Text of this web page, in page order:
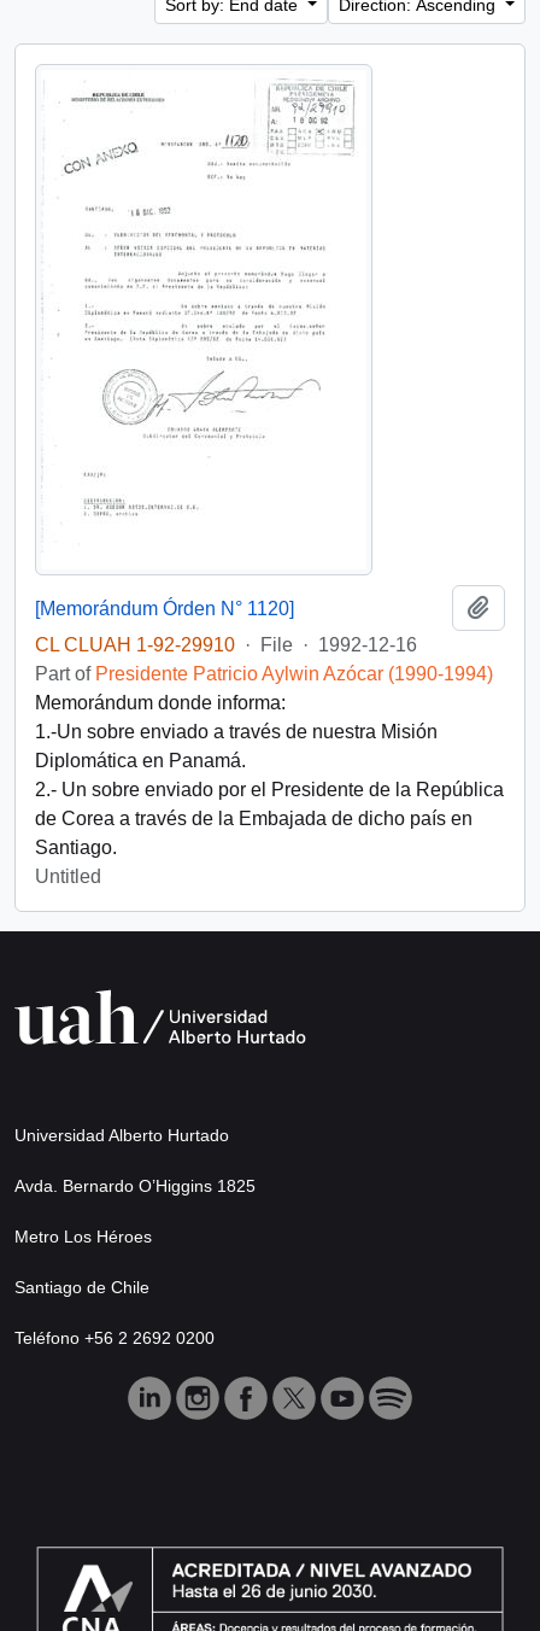
Sort by: End date
Direction: Ascending
[Memorándum Órden N° 1120]
CL CLUAH 1-92-29910 · File · 1992-12-16
Part of Presidente Patricio Aylwin Azócar (1990-1994)
Memorándum donde informa:
1.-Un sobre enviado a través de nuestra Misión
Diplomática en Panamá.
2.- Un sobre enviado por el Presidente de la República
de Corea a través de la Embajada de dicho país en
Santiago.
Untitled
Universidad Alberto Hurtado
Avda. Bernardo O’Higgins 1825
Metro Los Héroes
Santiago de Chile
Teléfono +56 2 2692 0200